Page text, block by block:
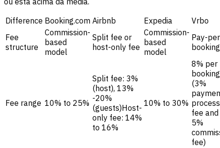
Difference Booking.com Airbnb Expedia
Vrbo
Fee
structure
Commission-
based
model
Split fee or
host-only fee
Commission-
based
model
Pay-
booking
Fee range 10% to 25%
Split fee: 3%
(host), 13%
-20%
(guests)Host-
only fee: 14%
to 16%
10% to 30%
8% per
booking
(3%
fee and
5%
fee)